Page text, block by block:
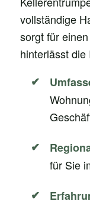
vollständige
sorgt für
hinterlässt
für Sie